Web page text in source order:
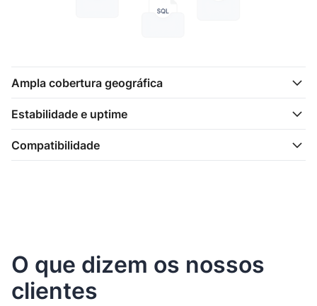
Ampla cobertura geográfica
Estabilidade e uptime
Compatibilidade
O que dizem os nossos
clientes